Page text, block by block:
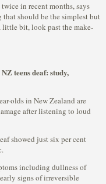
in recent months, says
should be the simplest but
little bit, look past the make-
teens deaf: study,
olds in New Zealand are
after listening to loud
showed just six per cent
including dullness of
signs of irreversible